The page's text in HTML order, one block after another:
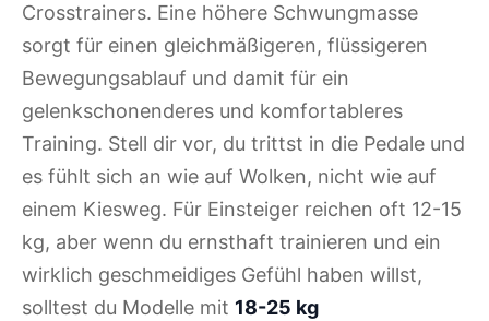
Crosstrainers. Eine höhere Schwungmasse
sorgt für einen gleichmäßigeren, flüssigeren
Bewegungsablauf und damit für ein
gelenkschonenderes und komfortableres
Training. Stell dir vor, du trittst in die Pedale und
es fühlt sich an wie auf Wolken, nicht wie auf
einem Kiesweg. Für Einsteiger reichen oft 12-15
kg, aber wenn du ernsthaft trainieren und ein
wirklich geschmeidiges Gefühl haben willst,
solltest du Modelle mit 18-25 kg